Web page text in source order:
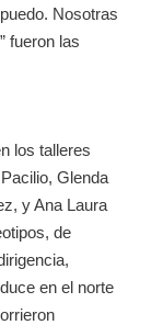
Nosotras
fueron las
los talleres
Glenda
y Ana Laura
de
en el norte